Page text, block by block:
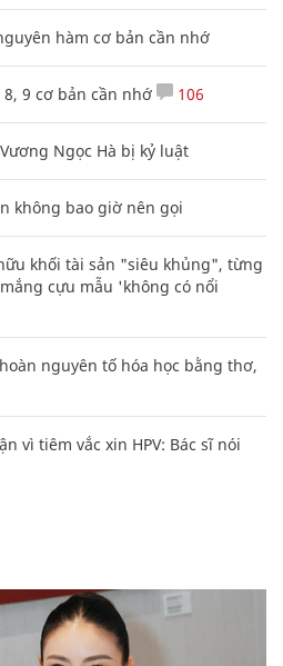
hàm cơ bản cần nhớ
9 cơ bản cần nhớ 106
Ngọc Hà bị kỷ luật
không bao giờ nên gọi
khối tài sản "siêu khủng", từng
cựu mẫu 'không có nổi
nguyên tố hóa học bằng thơ,
vì tiêm vắc xin HPV: Bác sĩ nói